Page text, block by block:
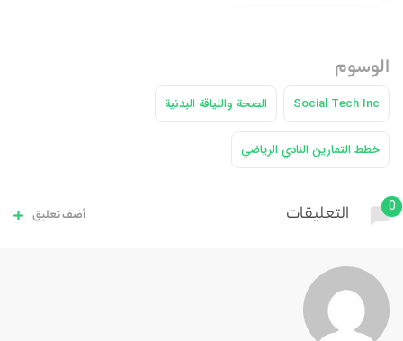
الوسوم
Social Tech Inc الصحة واللياقة البدنية
خطط التمارين النادي الرياضي
0 التعليقات أضف تعليق